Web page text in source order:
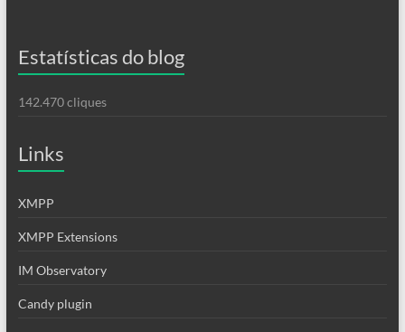
Estatísticas do blog
142.470 cliques
Links
XMPP
XMPP Extensions
IM Observatory
Candy plugin